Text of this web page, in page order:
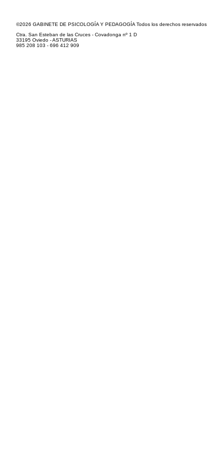
©2026 GABINETE DE PSICOLOGÍA Y PEDAGOGÍA Todos los derechos reservados
Ctra. San Esteban de las Cruces - Covadonga nº 1 D
33195 Oviedo - ASTURIAS
985 208 103 - 696 412 909